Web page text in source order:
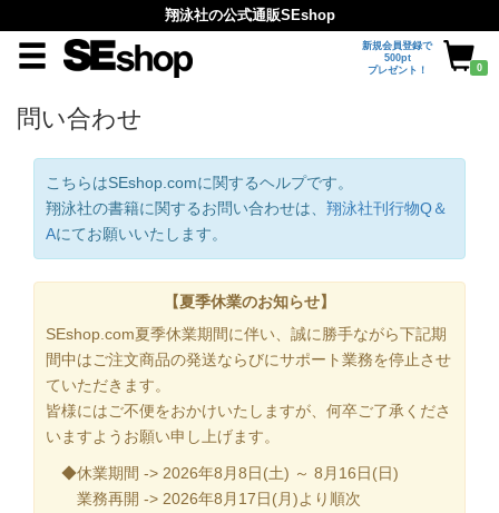
翔泳社の公式通販SEshop
新規会員登録で
500pt
プレゼント！
0
問い合わせ
こちらはSEshop.comに関するヘルプです。
翔泳社の書籍に関するお問い合わせは、 翔泳社刊行物Q＆
Aにてお願いいたします。
【夏季休業のお知らせ】
SEshop.com夏季休業期間に伴い、誠に勝手ながら下記期
間中はご注文商品の発送ならびにサポート業務を停止させ
ていただきます。
皆様にはご不便をおかけいたしますが、何卒ご了承くださ
いますようお願い申し上げます。
◆休業期間 -> 2026年8月8日(土) ～ 8月16日(日)
業務再開 -> 2026年8月17日(月)より順次